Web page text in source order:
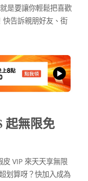
就是要讓你輕鬆把喜歡
快告訴親朋好友、街
起無限免
VIP 來天天享無限
划算呀？快加入成為